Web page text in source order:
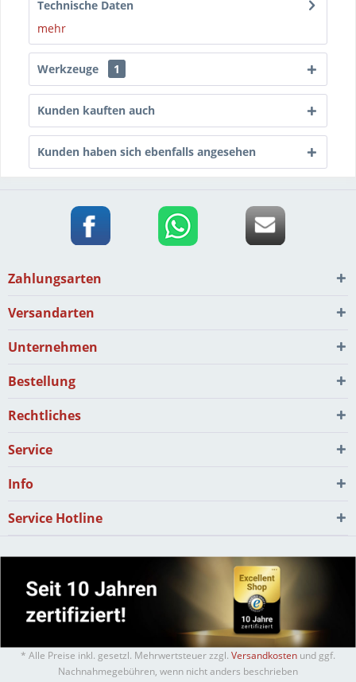
Technische Daten
mehr
Werkzeuge 1
Kunden kauften auch
Kunden haben sich ebenfalls angesehen
Zahlungsarten
Versandarten
Unternehmen
Bestellung
Rechtliches
Service
Info
Service Hotline
* Alle Preise inkl. gesetzl. Mehrwertsteuer zzgl. Versandkosten und ggf.
Nachnahmegebühren, wenn nicht anders beschrieben